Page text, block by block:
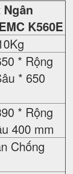
Ngân
K560E
* Rộng
* 650
* Rộng
400 mm
Chống